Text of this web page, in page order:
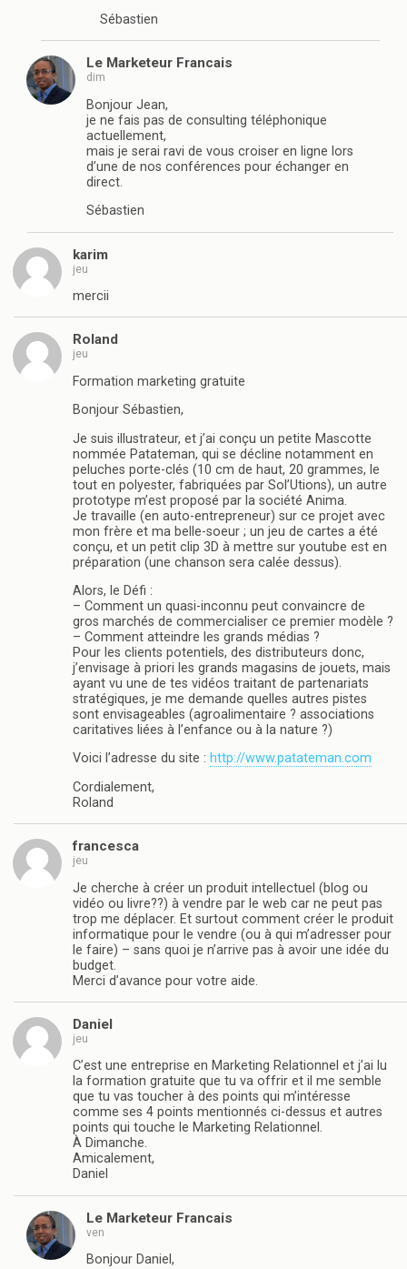
Sébastien
Le Marketeur Francais
dim
Bonjour Jean,
je ne fais pas de consulting téléphonique
actuellement,
mais je serai ravi de vous croiser en ligne lors
d’une de nos conférences pour échanger en
direct.
Sébastien
karim
jeu
mercii
Roland
jeu
Formation marketing gratuite
Bonjour Sébastien,
Je suis illustrateur, et j’ai conçu un petite Mascotte
nommée Patateman, qui se décline notamment en
peluches porte-clés (10 cm de haut, 20 grammes, le
tout en polyester, fabriquées par Sol’Utions), un autre
prototype m’est proposé par la société Anima.
Je travaille (en auto-entrepreneur) sur ce projet avec
mon frère et ma belle-soeur ; un jeu de cartes a été
conçu, et un petit clip 3D à mettre sur youtube est en
préparation (une chanson sera calée dessus).
Alors, le Défi :
– Comment un quasi-inconnu peut convaincre de
gros marchés de commercialiser ce premier modèle ?
– Comment atteindre les grands médias ?
Pour les clients potentiels, des distributeurs donc,
j’envisage à priori les grands magasins de jouets, mais
ayant vu une de tes vidéos traitant de partenariats
stratégiques, je me demande quelles autres pistes
sont envisageables (agroalimentaire ? associations
caritatives liées à l’enfance ou à la nature ?)
Voici l’adresse du site : http://www.patateman.com
Cordialement,
Roland
francesca
jeu
Je cherche à créer un produit intellectuel (blog ou
vidéo ou livre??) à vendre par le web car ne peut pas
trop me déplacer. Et surtout comment créer le produit
informatique pour le vendre (ou à qui m’adresser pour
le faire) – sans quoi je n’arrive pas à avoir une idée du
budget.
Merci d’avance pour votre aide.
Daniel
jeu
C’est une entreprise en Marketing Relationnel et j’ai lu
la formation gratuite que tu va offrir et il me semble
que tu vas toucher à des points qui m’intéresse
comme ses 4 points mentionnés ci-dessus et autres
points qui touche le Marketing Relationnel.
À Dimanche.
Amicalement,
Daniel
Le Marketeur Francais
ven
Bonjour Daniel,